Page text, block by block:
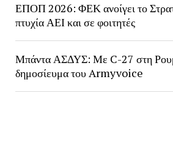
ΕΠΟΠ 2026: ΦΕΚ ανοίγει το
πτυχία ΑΕΙ και σε φοιτητές
Μπάντα ΑΣΔΥΣ: Με C-27 στη
δημοσίευμα του Armyvoice